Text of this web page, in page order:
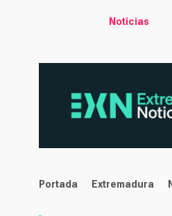
Main
Noticias
noticias
Portada Extremadura